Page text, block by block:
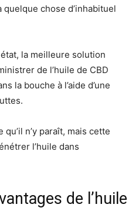
chose d’inhabituel
la meilleure solution
de l’huile de CBD
la bouche à l’aide d’une
n’y paraît, mais cette
l’huile dans
de l’huile